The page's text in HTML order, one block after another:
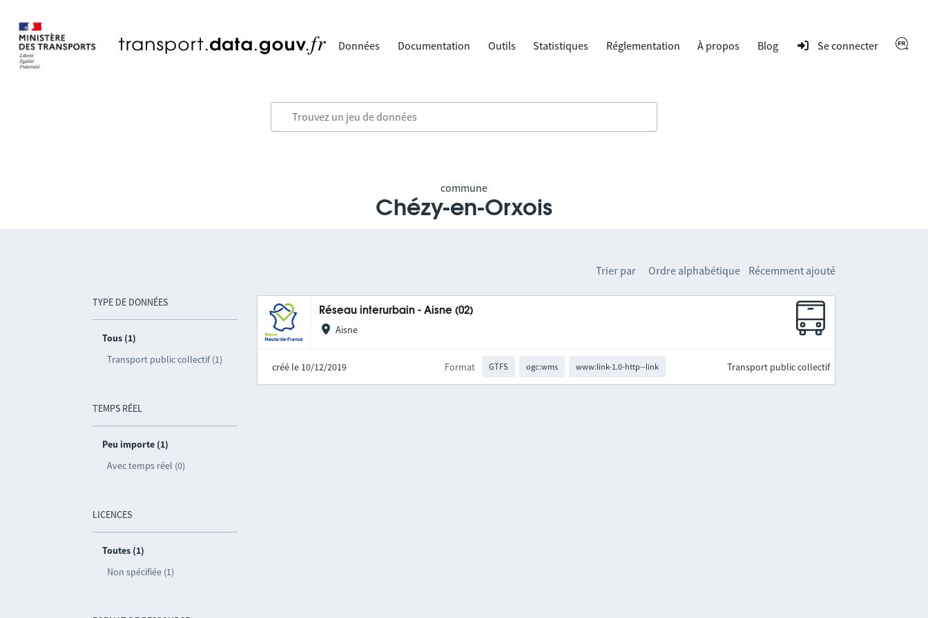
Données Documentation Outils Statistiques Réglementation À propos Blog Se connecter
commune
Chézy-en-Orxois
TYPE DE DONNÉES
Tous (1)
Transport public collectif (1)
TEMPS RÉEL
Peu importe (1)
Avec temps réel (0)
LICENCES
Toutes (1)
Non spécifiée (1)
Trier par Ordre alphabétique Récemment ajouté
Réseau interurbain - Aisne (02)
Aisne
créé le 10/12/2019 Format GTFS ogc:wms www:link-1.0-http--link Transport public collectif